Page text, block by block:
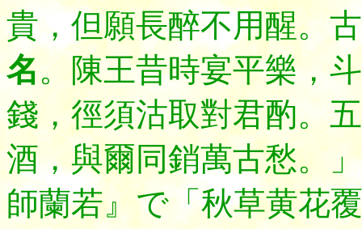
貴，但願長醉不用醒。
名。陳王昔時宴平樂，
錢，徑須沽取對君酌。
酒，與爾同銷萬古愁。」
師蘭若』で「秋草黄花